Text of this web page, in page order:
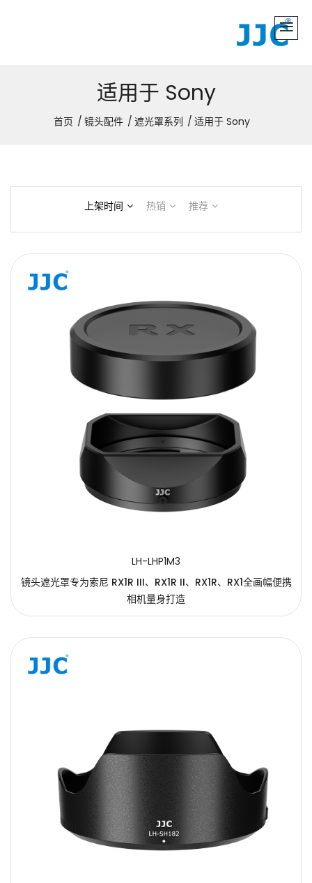
适用于 Sony
首页 镜头配件 遮光罩系列 适用于 Sony
上架时间 热销 推荐
LH-LHP1M3
镜头遮光罩专为索尼 RX1R III、RX1R II、RX1R、RX1全画幅便携
相机量身打造